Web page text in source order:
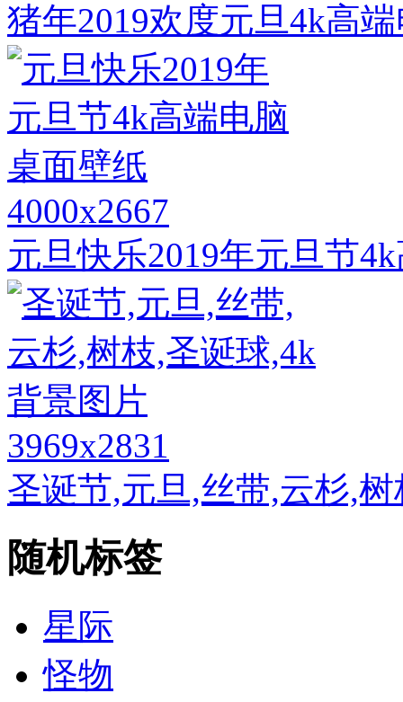
猪年2019欢度元旦4k高
4000x2667
元旦快乐2019年元旦节
3969x2831
圣诞节,元旦,丝带,云杉,
随机标签
星际
怪物